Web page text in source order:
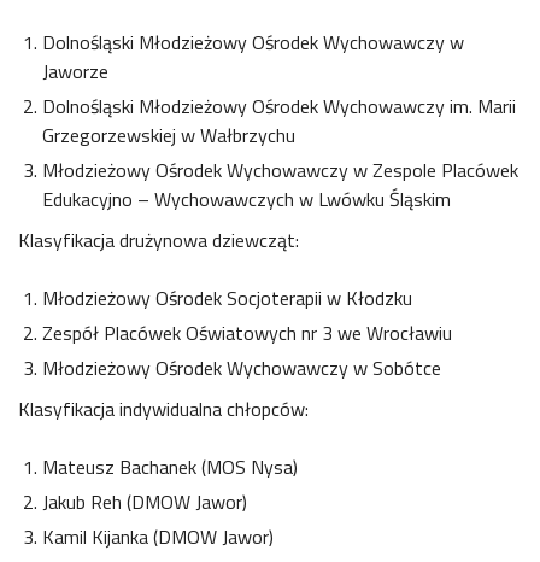
Dolnośląski Młodzieżowy Ośrodek Wychowawczy w
Jaworze
Dolnośląski Młodzieżowy Ośrodek Wychowawczy im. Marii
Grzegorzewskiej w Wałbrzychu
Młodzieżowy Ośrodek Wychowawczy w Zespole Placówek
Edukacyjno – Wychowawczych w Lwówku Śląskim
Klasyfikacja drużynowa dziewcząt:
Młodzieżowy Ośrodek Socjoterapii w Kłodzku
Zespół Placówek Oświatowych nr 3 we Wrocławiu
Młodzieżowy Ośrodek Wychowawczy w Sobótce
Klasyfikacja indywidualna chłopców:
Mateusz Bachanek (MOS Nysa)
Jakub Reh (DMOW Jawor)
Kamil Kijanka (DMOW Jawor)